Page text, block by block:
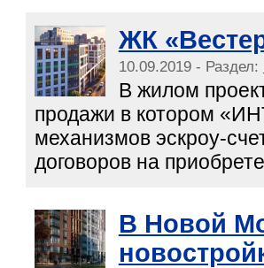
ЖК
10.09.2019 - Раздел:
В жилом
продажи в котором
механизмов эскроу-
договоров на
В Новой